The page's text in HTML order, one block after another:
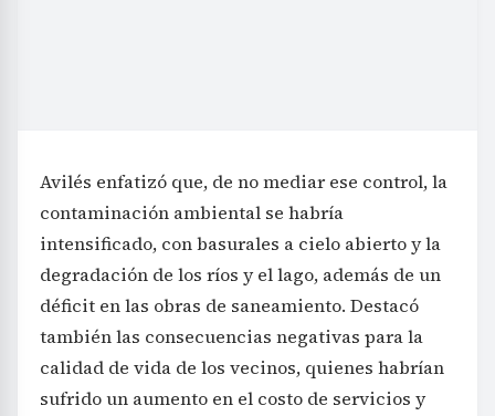
Avilés enfatizó que, de no mediar ese control, la
contaminación ambiental se habría
intensificado, con basurales a cielo abierto y la
degradación de los ríos y el lago, además de un
déficit en las obras de saneamiento. Destacó
también las consecuencias negativas para la
calidad de vida de los vecinos, quienes habrían
sufrido un aumento en el costo de servicios y